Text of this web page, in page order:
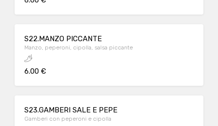
S22.MANZO PICCANTE
Manzo, peperoni, cipolla, salsa piccante
6.00 €
S23.GAMBERI SALE E PEPE
Gamberi con peperoni e cipolla